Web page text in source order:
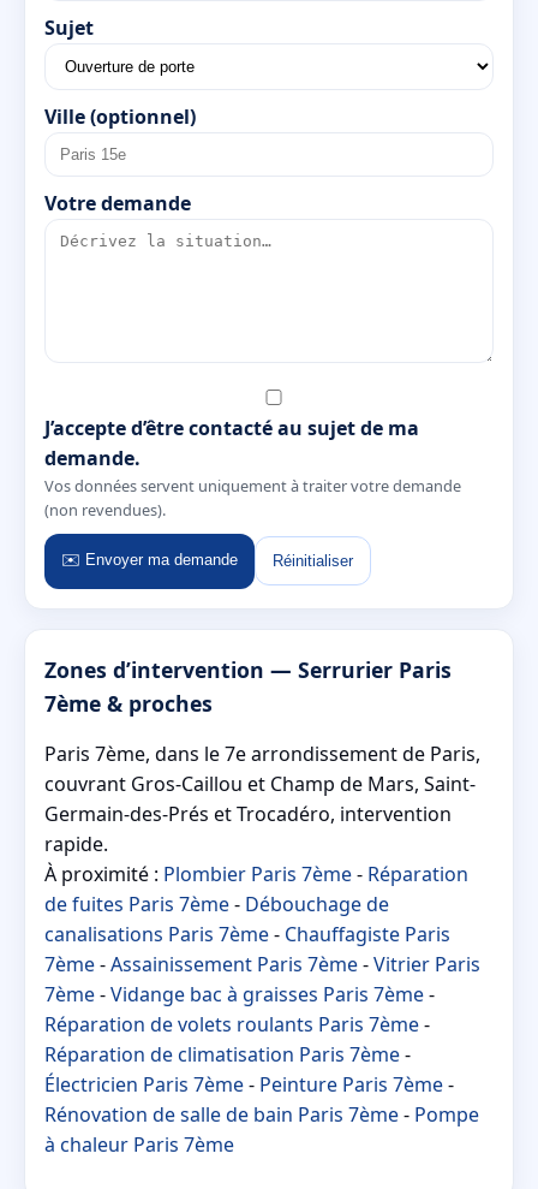
Sujet
Ville (optionnel)
Votre demande
J’accepte d’être contacté au sujet de ma
demande.
Vos données servent uniquement à traiter votre demande
(non revendues).
✉️ Envoyer ma demande Réinitialiser
Zones d’intervention — Serrurier Paris
7ème & proches
Paris 7ème, dans le 7e arrondissement de Paris,
couvrant Gros-Caillou et Champ de Mars, Saint-
Germain-des-Prés et Trocadéro, intervention
rapide.
À proximité : Plombier Paris 7ème- Réparation
de fuites Paris 7ème- Débouchage de
canalisations Paris 7ème- Chauffagiste Paris
7ème-Assainissement Paris 7ème-Vitrier Paris
7ème-Vidange bac à graisses Paris 7ème-
Réparation de volets roulants Paris 7ème-
Réparation de climatisation Paris 7ème-
Électricien Paris 7ème- Peinture Paris 7ème-
Rénovation de salle de bain Paris 7ème- Pompe
à chaleur Paris 7ème